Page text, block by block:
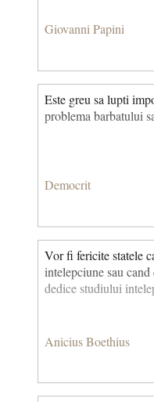
Giovanni Papini
Este greu sa lupti
problema barbatului
Democrit
Vor fi fericite statele
intelepciune sau
dedice studiului
Anicius Boethius